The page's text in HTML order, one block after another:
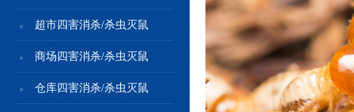
超市四害消杀/杀虫灭鼠
商场四害消杀/杀虫灭鼠
仓库四害消杀/杀虫灭鼠